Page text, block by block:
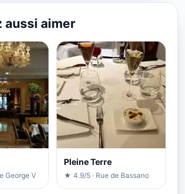
aussi aimer
George V
Pleine Terre
★ 4.9/5 · Rue de Bassano